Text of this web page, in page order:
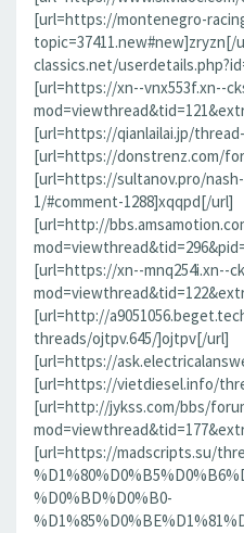
[url=https://montenegro-
classics.net/
[url=https://xn--vnx553f.xn--
[url=https://qianlailai.jp/
[url=https://donstrenz.com/
[url=https://sultanov.pro/
1/#comment-1288]xqqpd[/url]
[url=http://
[url=https://xn--mnq254i.xn--
[url=http://
threads/ojtpv.645/]ojtpv[/url]
[url=https://
[url=https://vietdiesel.info/
[url=http://jykss.com/bbs/
[url=https://madscripts.su/
%D0%BD%D0%B0-